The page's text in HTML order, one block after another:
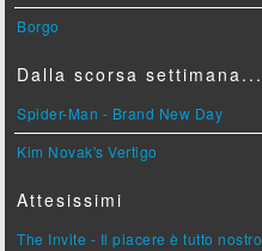
Borgo
Dalla scorsa settimana...
Spider-Man - Brand New Day
Kim Novak's Vertigo
Attesissimi
The Invite - Il piacere è tutto nostro